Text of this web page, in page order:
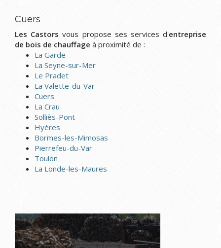
Cuers
Les Castors vous propose ses services d'entreprise
de bois de chauffage à proximité de :
La Garde
La Seyne-sur-Mer
Le Pradet
La Valette-du-Var
Cuers
La Crau
Solliès-Pont
Hyères
Bormes-les-Mimosas
Pierrefeu-du-Var
Toulon
La Londe-les-Maures